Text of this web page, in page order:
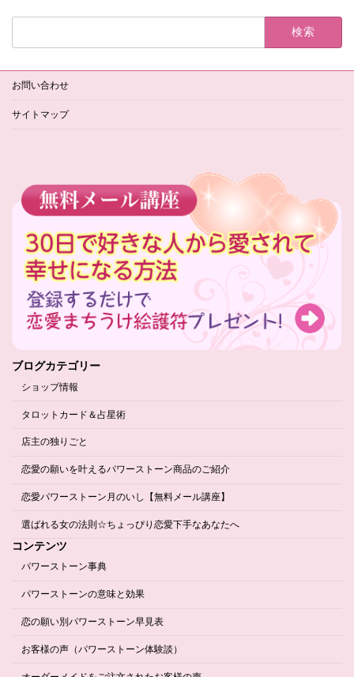
検
お問い合わせ
サイトマップ
ブログカテゴリー
ショップ情報
タロットカード＆占星術
店主の独りごと
恋愛の願いを叶えるパワーストーン商品のご紹介
恋愛パワーストーン月のいし【無料メール講座】
選ばれる女の法則☆ちょっぴり恋愛下手なあなたへ
コンテンツ
パワーストーン事典
パワーストーンの意味と効果
恋の願い別パワーストーン早見表
お客様の声（パワーストーン体験談）